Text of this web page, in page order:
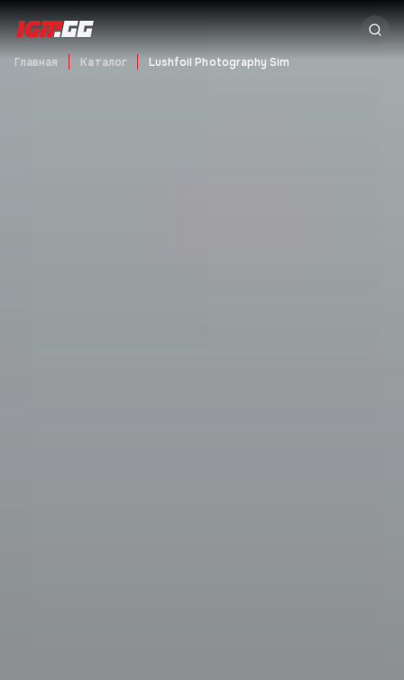
Главная Каталог Lushfoil Photography Sim